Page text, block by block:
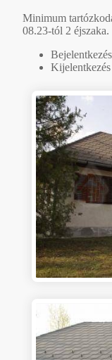
Minimum
08.23-tól 2 éjszaka.